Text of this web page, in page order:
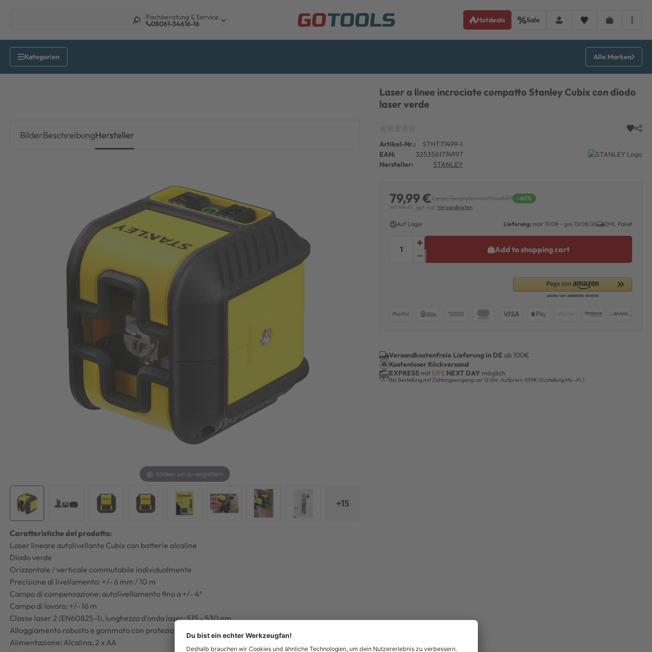
Fachberatung & Service
08061-34616-16 Hotdeals Sale
Alle Marken
BilderBeschreibungHersteller
Klicken um zu vergrößern
+15
Caratteristiche del prodotto:
Laser lineare autolivellante Cubix con batterie alcaline
Diodo verde
Orizzontale / verticale commutabile individualmente
Precisione di livellamento: +/- 6 mm / 10 m
Campo di compensazione: autolivellamento fino a +/- 4°
Campo di lavoro: +/- 16 m
Classe laser 2 (EN60825-1), lunghezza d'onda laser: 515 - 530 nm
Alloggiamento robusto e gommato con protezione IP50
Alimentazione: Alcalina, 2 x AA
Laser a linee incrociate compatto Stanley Cubix con diodo
laser verde
Artikel-Nr.:
STHT77499-1
EAN:
3253561774997
Hersteller:
STANLEY
79,99 €Ceres::Template.crossPriceRRP -40%
inkl. MwSt., ggf. zzgl. Versandkosten
Auf Lager Lieferung: mar 11/08 - gio 13/08/26 DHL Paket
Add to shopping cart
Versandkostenfreie Lieferung in DE ab 100€
Kostenloser Rückversand
EXPRESS mit UPS NEXT DAY möglich
Bei Bestellung mit Zahlungseingang vor 12 Uhr, Aufpreis: 9,99€ (Zustellung Mo.-Fr.)